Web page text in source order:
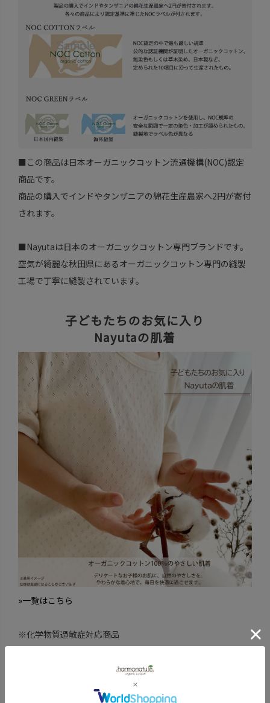
■この商品は日本オーガニックコットン流通機構(NOC)認定
商品です。
商品の購入でインドやタンザニアの綿花生産農家へ2円が寄付
されます。
■Nayutaは日本のオーガニックコットン専門ブランドです。
空気が綺麗な秋田県にあるオーガニックコットン専門の縫製
工場で丁寧に縫製されています。
子どもたちのお気に入り
Nayutaの肌着
»一覧はこちら
※化学物質過敏症対応商品